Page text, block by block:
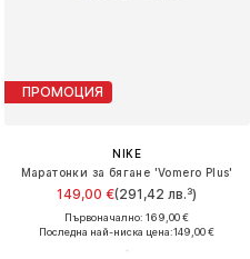
ПРОМОЦИЯ
NIKE
Маратонки за бягане 'Vomero Plus'
149,00 €(291,42 лв.³)
Първоначално: 169,00 €
Последна най-ниска цена:149,00 €